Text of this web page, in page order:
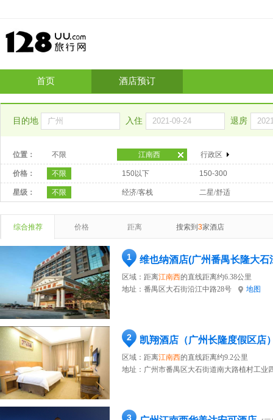
首页 酒店预订
目的地 入住 退房
位置： 不限 江南西 行政区
价格： 不限 150以下 150-300
星级： 不限 经济/客栈 二星/舒适
综合推荐 价格 距离 搜索到 3家酒店
1 维也纳酒店(广州番禺长隆大石
区域：距离江南西的直线距离约6.38公里
地址： 番禺区大石街沿江中路28号 地图
2 凯翔酒店（广州长隆度假区店
区域：距离江南西的直线距离约9.2公里
地址： 广州市番禺区大石街道南大路植村工业
3